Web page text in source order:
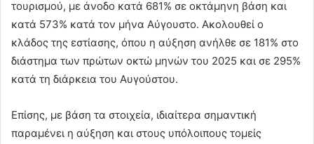
τουρισμού, με άνοδο κατά 681% σε οκτάμηνη βάση και
κατά 573% κατά τον μήνα Αύγουστο. Ακολουθεί ο
κλάδος της εστίασης, όπου η αύξηση ανήλθε σε 181% στο
διάστημα των πρώτων οκτώ μηνών του 2025 και σε 295%
κατά τη διάρκεια του Αυγούστου.
Επίσης, με βάση τα στοιχεία, ιδιαίτερα σημαντική
παραμένει η αύξηση και στους υπόλοιπους τομείς